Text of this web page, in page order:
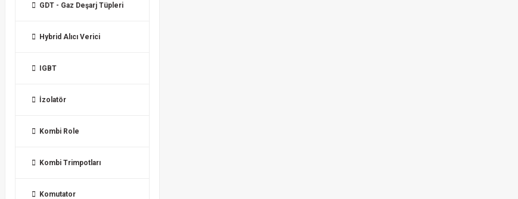
GDT - Gaz Deşarj Tüpleri
Hybrid Alıcı Verici
IGBT
İzolatör
Kombi Role
Kombi Trimpotları
Komutator